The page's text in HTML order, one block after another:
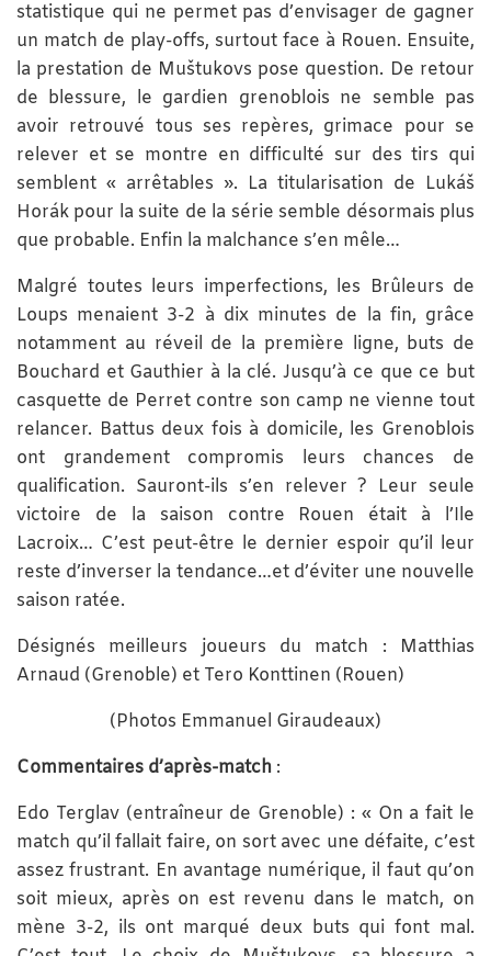
statistique qui ne permet pas d’envisager de gagner
un match de play-offs, surtout face à Rouen. Ensuite,
la prestation de Muštukovs pose question. De retour
de blessure, le gardien grenoblois ne semble pas
avoir retrouvé tous ses repères, grimace pour se
relever et se montre en difficulté sur des tirs qui
semblent « arrêtables ». La titularisation de Lukáš
Horák pour la suite de la série semble désormais plus
que probable. Enfin la malchance s’en mêle…
Malgré toutes leurs imperfections, les Brûleurs de
Loups menaient 3-2 à dix minutes de la fin, grâce
notamment au réveil de la première ligne, buts de
Bouchard et Gauthier à la clé. Jusqu’à ce que ce but
casquette de Perret contre son camp ne vienne tout
relancer. Battus deux fois à domicile, les Grenoblois
ont grandement compromis leurs chances de
qualification. Sauront-ils s’en relever ? Leur seule
victoire de la saison contre Rouen était à l’Ile
Lacroix… C’est peut-être le dernier espoir qu’il leur
reste d’inverser la tendance…et d’éviter une nouvelle
saison ratée.
Désignés meilleurs joueurs du match : Matthias
Arnaud (Grenoble) et Tero Konttinen (Rouen)
(Photos Emmanuel Giraudeaux)
Commentaires d’après-match :
Edo Terglav (entraîneur de Grenoble) : « On a fait le
match qu’il fallait faire, on sort avec une défaite, c’est
assez frustrant. En avantage numérique, il faut qu’on
soit mieux, après on est revenu dans le match, on
mène 3-2, ils ont marqué deux buts qui font mal.